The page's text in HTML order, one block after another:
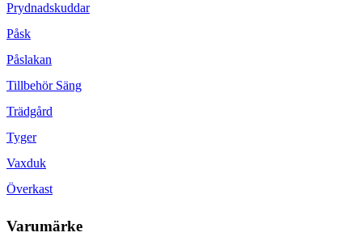
Prydnadskuddar
Påsk
Påslakan
Tillbehör Säng
Trädgård
Tyger
Vaxduk
Överkast
Varumärke